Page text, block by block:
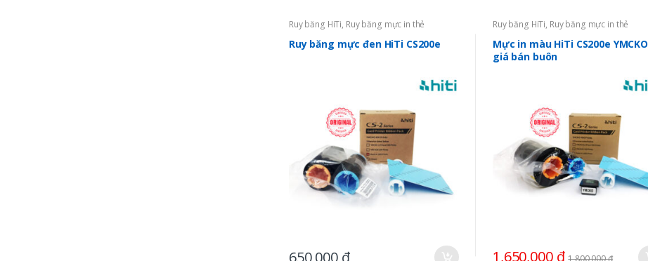
Ruy băng HiTi, Ruy băng mực in thẻ
Ruy băng mực đen HiTi CS200e
650,000 ₫
Ruy băng HiTi, Ruy băng mực in thẻ
Mực in màu HiTi CS200e YMCKO
giá bán buôn
1,650,000 ₫ 1,800,000₫